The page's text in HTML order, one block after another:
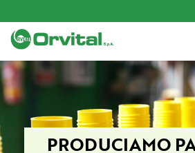
PRODUCIAMO